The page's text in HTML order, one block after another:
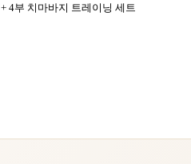
+ 4부 치마바지 트레이닝 세트